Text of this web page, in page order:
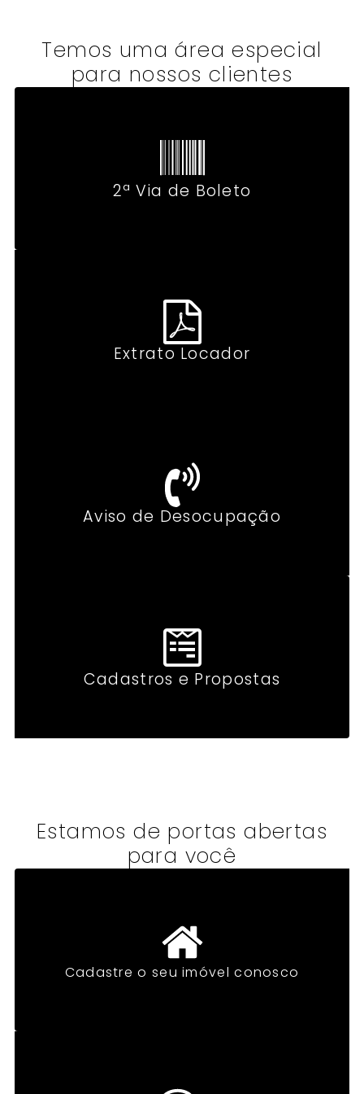
Temos uma área especial
para nossos clientes
2ª Via de Boleto
Extrato Locador
Aviso de Desocupação
Cadastros e Propostas
Estamos de portas abertas
para você
Cadastre o seu imóvel conosco